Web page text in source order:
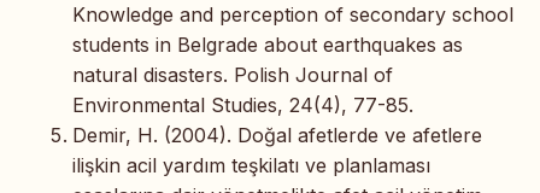
Knowledge and perception of secondary school
students in Belgrade about earthquakes as
natural disasters. Polish Journal of
Environmental Studies, 24(4), 77-85.
Demir, H. (2004). Doğal afetlerde ve afetlere
ilişkin acil yardım teşkilatı ve planlaması